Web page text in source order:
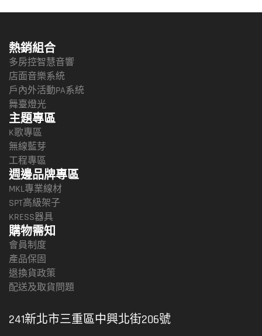
熱銷組合
多房控智慧音響
店面音樂系統
戶內外活動PA系統
舞臺燈光
主題專區
K歌專區
無線藍芽
工程專區
週邊品牌專區
MKL專業線材
SPT高級架子
KRESS器具
購物需知
會員制度
產品保固
退換貨政策
配送及取貨問題
241新北市三重區中興北街206號